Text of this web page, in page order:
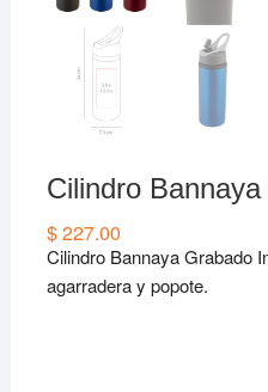
Cilindro Bannaya
$227.00
Cilindro Bannaya Grabado
agarradera y popote.